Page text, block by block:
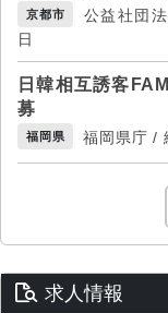
京都市
公益社団
日
日韓相互誘客
募
福岡県 福岡県庁 /
求人情報